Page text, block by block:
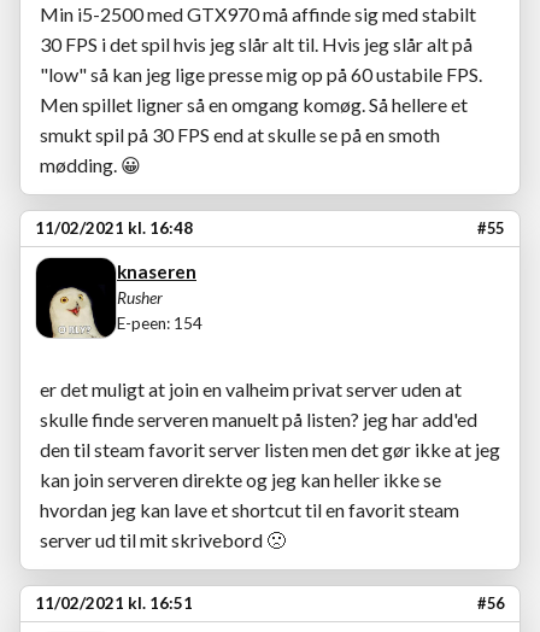
Min i5-2500 med GTX970 må affinde sig med stabilt
30 FPS i det spil hvis jeg slår alt til. Hvis jeg slår alt på
"low" så kan jeg lige presse mig op på 60 ustabile FPS.
Men spillet ligner så en omgang komøg. Så hellere et
smukt spil på 30 FPS end at skulle se på en smoth
mødding. 😀
11/02/2021 kl. 16:48 #55
knaseren
Rusher
E-peen: 154
er det muligt at join en valheim privat server uden at
skulle finde serveren manuelt på listen? jeg har add'ed
den til steam favorit server listen men det gør ikke at jeg
kan join serveren direkte og jeg kan heller ikke se
hvordan jeg kan lave et shortcut til en favorit steam
server ud til mit skrivebord 🙁
11/02/2021 kl. 16:51 #56